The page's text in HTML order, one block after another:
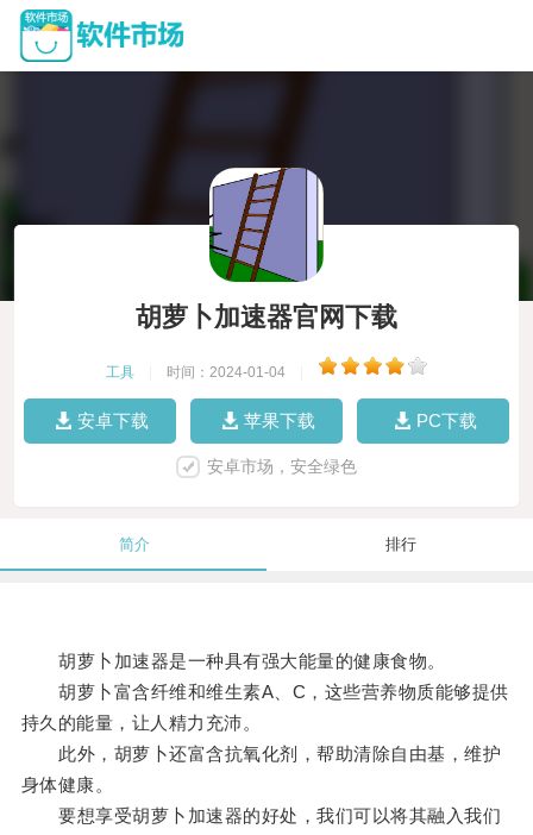
胡萝卜加速器官网下载
工具 时间：2024-01-04
安卓下载 苹果下载 PC下载
安卓市场，安全绿色
简介 排行
胡萝卜加速器是一种具有强大能量的健康食物。
胡萝卜富含纤维和维生素A、C，这些营养物质能够提供
持久的能量，让人精力充沛。
此外，胡萝卜还富含抗氧化剂，帮助清除自由基，维护
身体健康。
要想享受胡萝卜加速器的好处，我们可以将其融入我们